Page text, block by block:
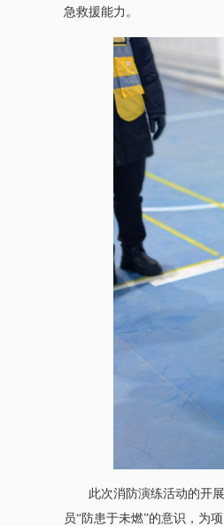
急救援能力。
此次消防演练活动的开
员“防患于未燃”的意识，为